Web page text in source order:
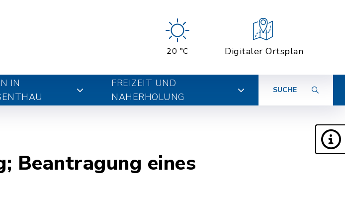
20 °C Digitaler Ortsplan
IN
FREIZEIT UND
NAHERHOLUNG
SUCHE
Beantragung eines